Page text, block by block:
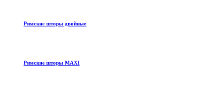
Римские шторы двойные
Римские шторы MAXI